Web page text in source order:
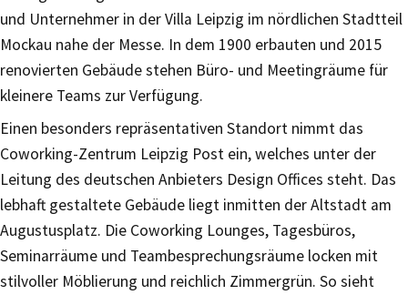
und Unternehmer in der Villa Leipzig im nördlichen Stadtteil
Mockau nahe der Messe. In dem 1900 erbauten und 2015
renovierten Gebäude stehen Büro- und Meetingräume für
kleinere Teams zur Verfügung.
Einen besonders repräsentativen Standort nimmt das
Coworking-Zentrum Leipzig Post ein, welches unter der
Leitung des deutschen Anbieters Design Offices steht. Das
lebhaft gestaltete Gebäude liegt inmitten der Altstadt am
Augustusplatz. Die Coworking Lounges, Tagesbüros,
Seminarräume und Teambesprechungsräume locken mit
stilvoller Möblierung und reichlich Zimmergrün. So sieht